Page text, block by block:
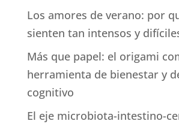
Los amores de verano: por
sienten tan intensos y
Más que papel: el origami
herramienta de bienestar y
cognitivo
El eje microbiota-intestino-